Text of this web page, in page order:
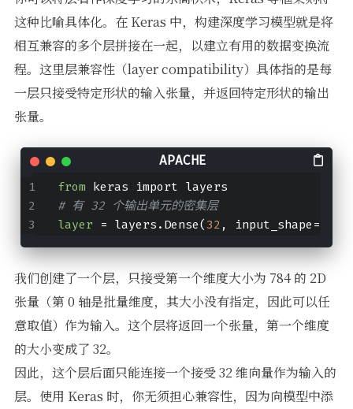
这种比喻具体化。在 Keras 中，构建深度学习模型就是将
相互兼容的多个层拼接在一起，以建立有用的数据变换流
程。这里层兼容性（layer compatibility）具体指的是每
一层只接受特定形状的输入张量，并返回特定形状的输出
张量。
from keras import layers
# 有 32 个输出单元的密集层
layer = layers.Dense(32 , input_shape=(
我们创建了一个层，只接受第一个维度大小为 784 的 2D
张量（第 0 轴是批量维度，其大小没有指定，因此可以任
意取值）作为输入。这个层将返回一个张量，第一个维度
的大小变成了 32。
因此，这个层后面只能连接一个接受 32 维向量作为输入的
层。使用 Keras 时，你无须担心兼容性，因为向模型中添